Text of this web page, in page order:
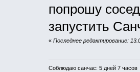
попрошу
запустить
« Последнее редактирование:
Соблюдаю санчас: 5 дней 7 часов